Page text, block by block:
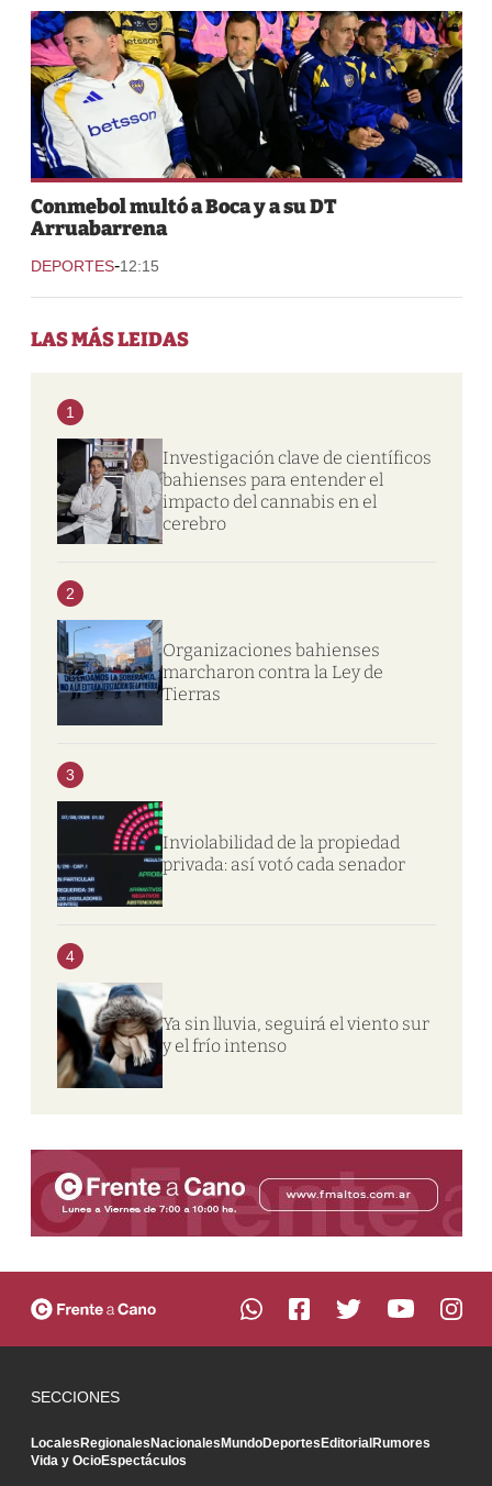
Conmebol multó a Boca y a su DT
Arruabarrena
DEPORTES-12:15
LAS MÁS LEIDAS
1
Investigación clave de científicos
bahienses para entender el
impacto del cannabis en el
cerebro
2
Organizaciones bahienses
marcharon contra la Ley de
Tierras
3
Inviolabilidad de la propiedad
privada: así votó cada senador
4
Ya sin lluvia, seguirá el viento sur
y el frío intenso
SECCIONES
LocalesRegionalesNacionalesMundoDeportesEditorialRumores
Vida y OcioEspectáculos